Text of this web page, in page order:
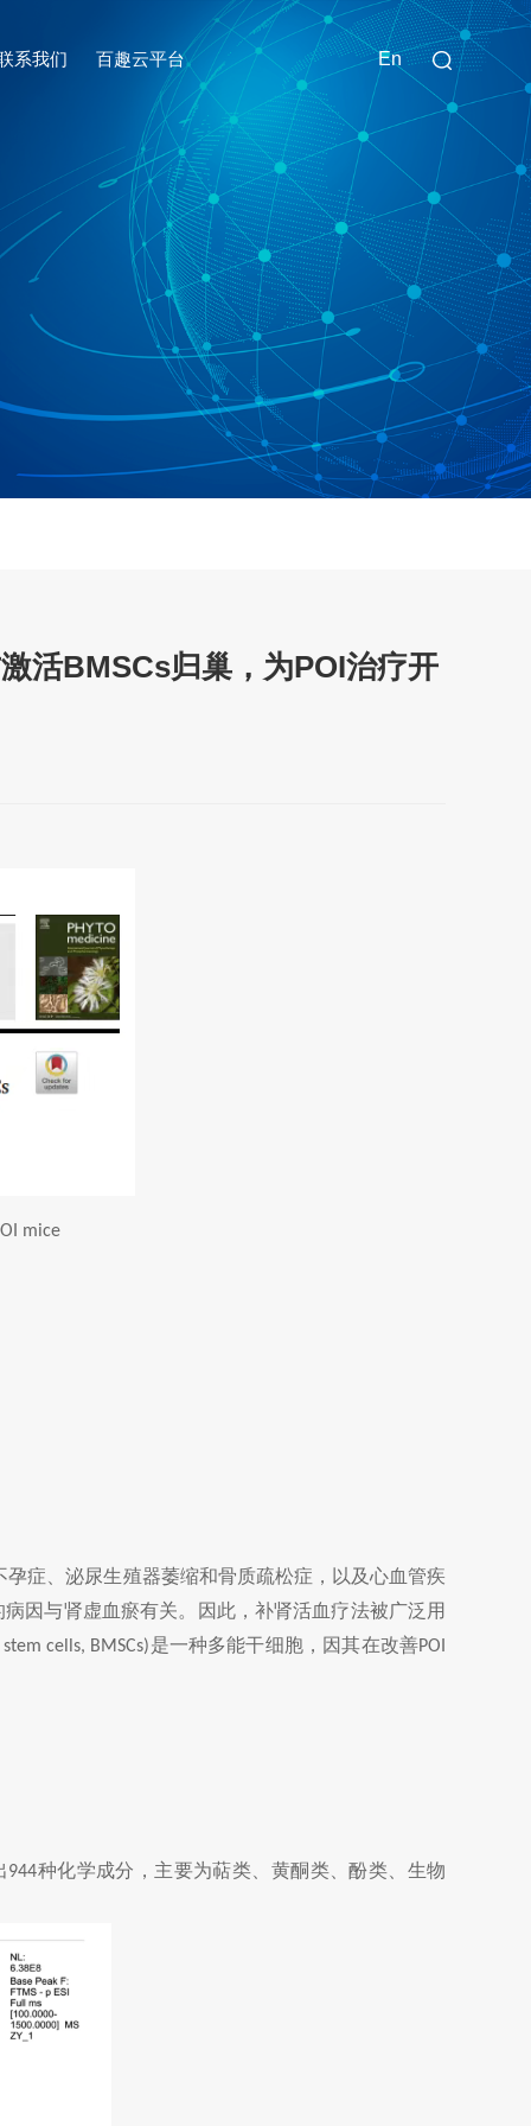
En
系我们 百趣云平台
活BMSCs归巢，为POI治疗开
mice
孕症、泌尿生殖器萎缩和骨质疏松症，以及心血管疾
病因与肾虚血瘀有关。因此，补肾活血疗法被广泛用
cells, BMSCs)是一种多能干细胞，因其在改善POI
944种化学成分，主要为萜类、黄酮类、酚类、生物